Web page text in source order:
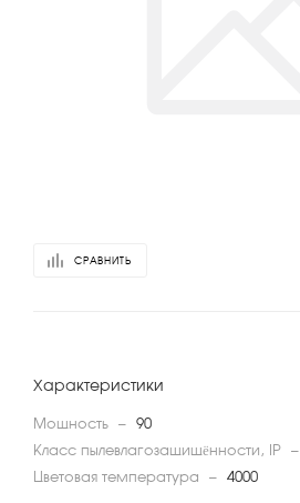
СРАВНИТЬ
Характеристики
Мощность — 90
Класс пылевлагозащищённости, IP —
Цветовая температура
— 4000